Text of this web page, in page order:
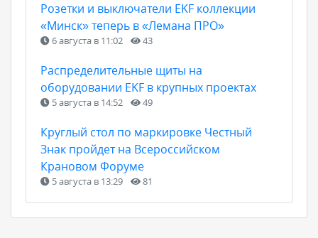
Розетки и выключатели EKF коллекции
«Минск» теперь в «Лемана ПРО»
6 августа в 11:02 43
Распределительные щиты на
оборудовании EKF в крупных проектах
5 августа в 14:52 49
Круглый стол по маркировке Честный
Знак пройдет на Всероссийском
Крановом Форуме
5 августа в 13:29 81